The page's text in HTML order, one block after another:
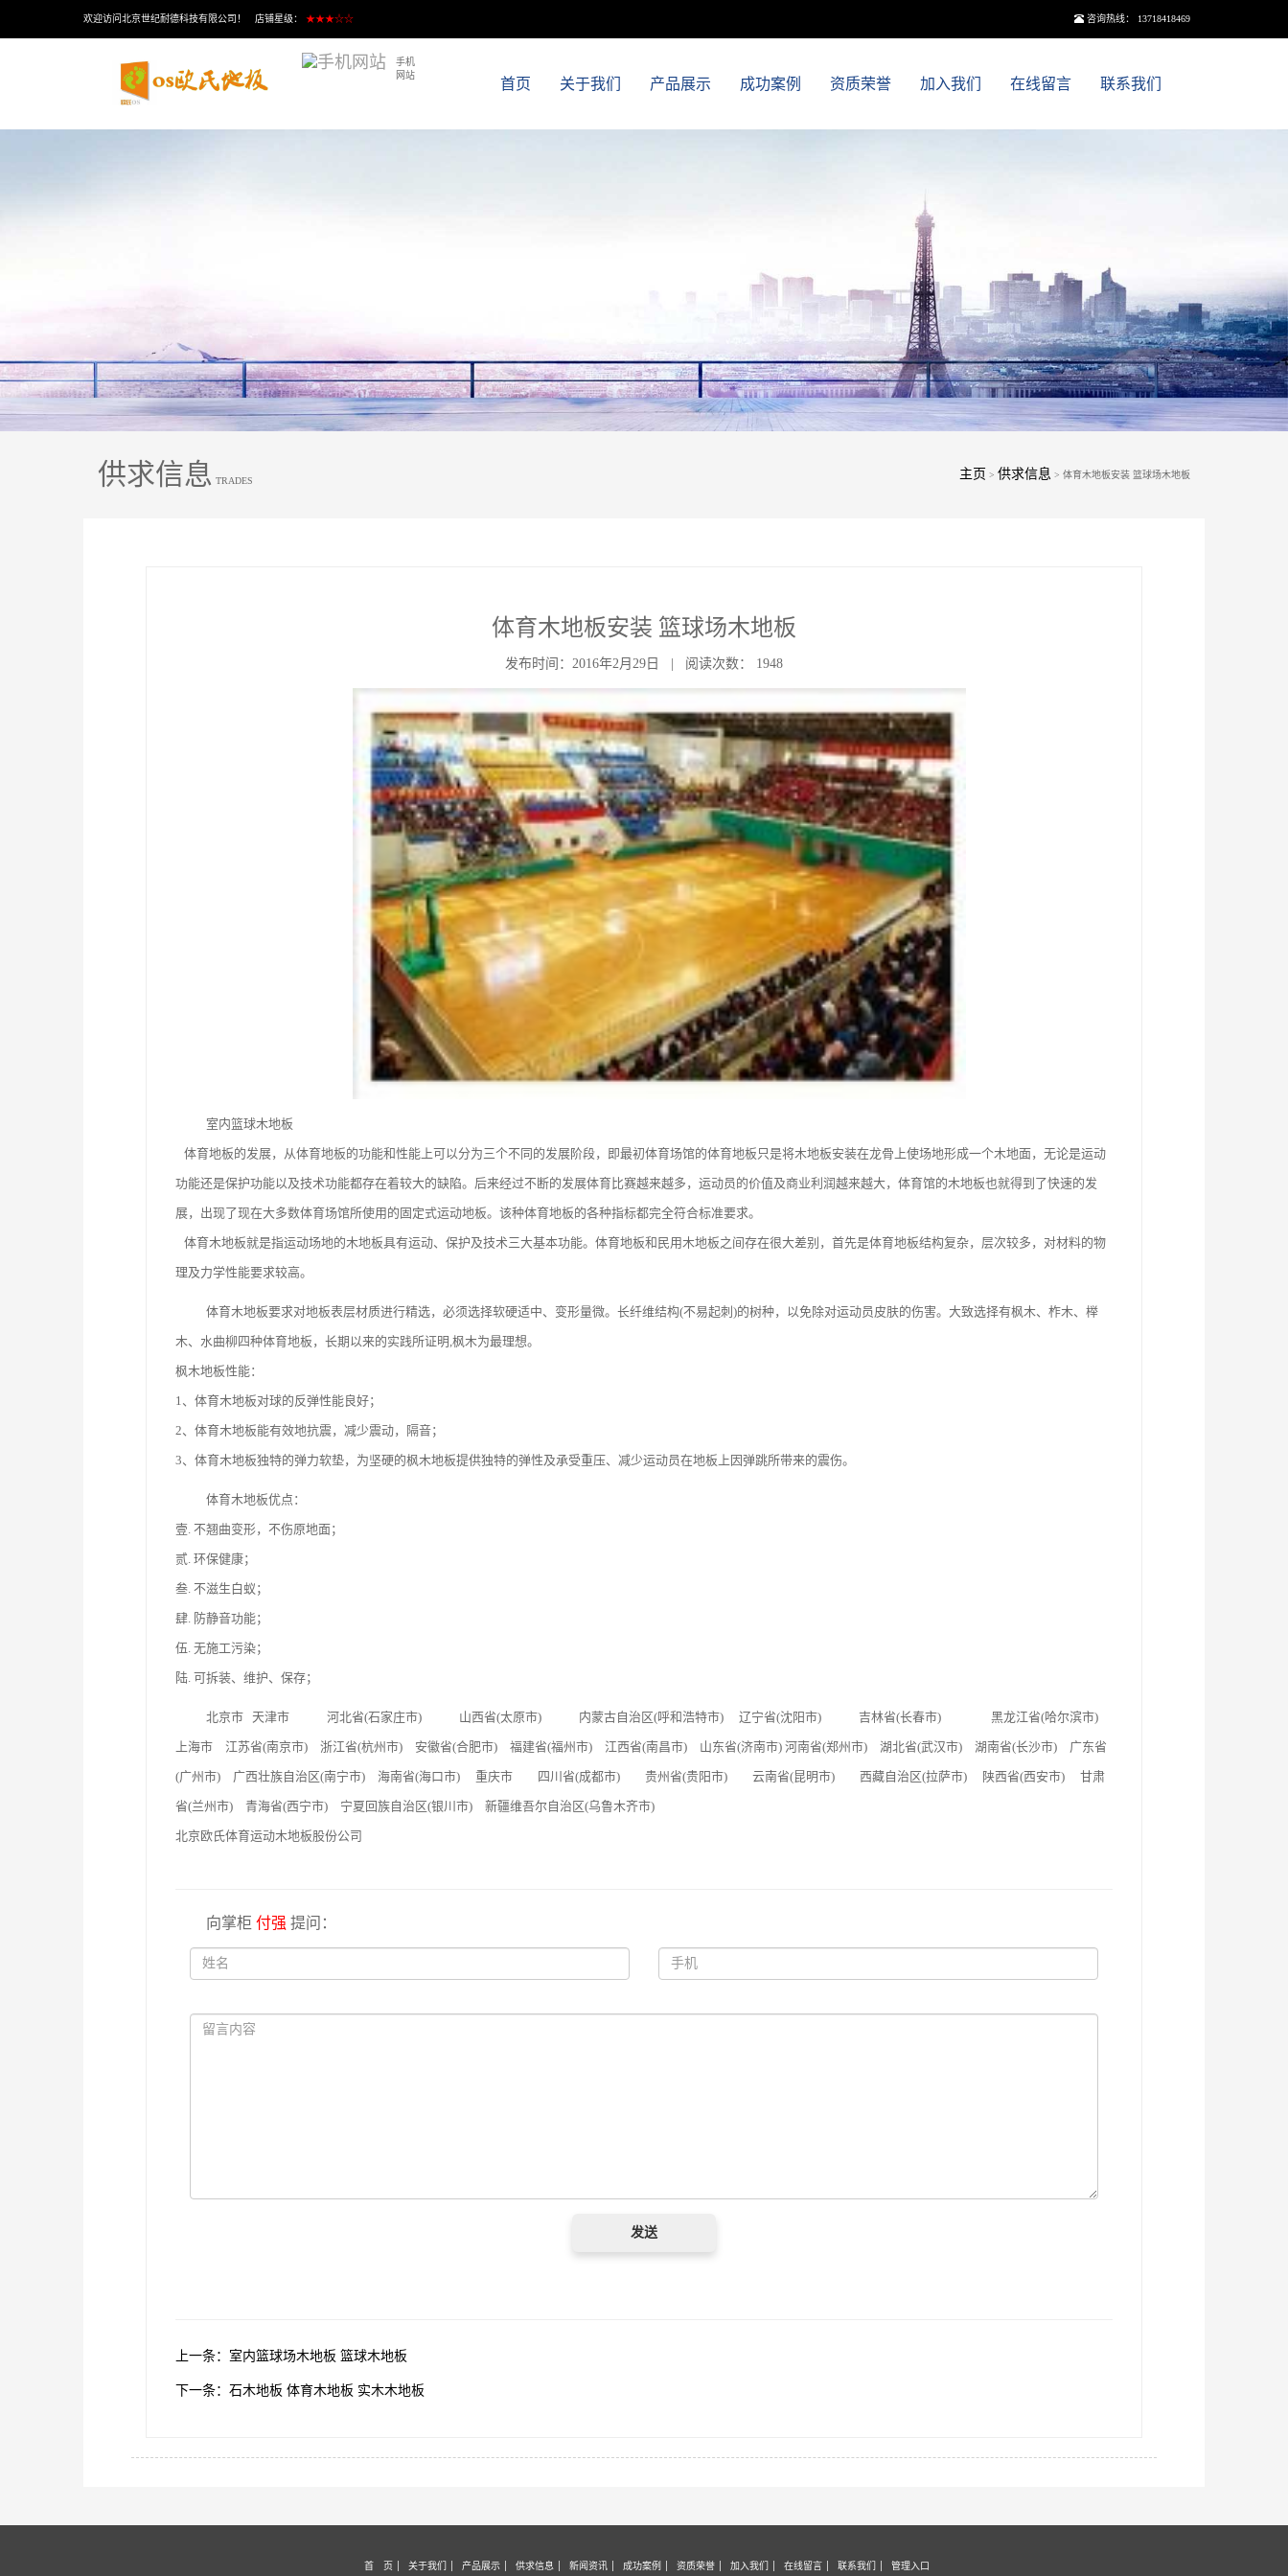
欢迎访问北京世纪耐德科技有限公司！ 店铺星级： ★★★☆☆ 咨询热线： 13718418469
手机
网站
首页 关于我们 产品展示 成功案例 资质荣誉 加入我们 在线留言 联系我们
供求信息 TRADES 主页 > 供求信息 > 体育木地板安装 篮球场木地板
体育木地板安装 篮球场木地板
发布时间：2016年2月29日 | 阅读次数： 1948
室内篮球木地板
体育地板的发展，从体育地板的功能和性能上可以分为三个不同的发展阶段，即最初体育场馆的体育地板只是将木地板安装在龙骨上使场地形成一个木地面，无论是运动
功能还是保护功能以及技术功能都存在着较大的缺陷。后来经过不断的发展体育比赛越来越多，运动员的价值及商业利润越来越大，体育馆的木地板也就得到了快速的发
展，出现了现在大多数体育场馆所使用的固定式运动地板。该种体育地板的各种指标都完全符合标准要求。
体育木地板就是指运动场地的木地板具有运动、保护及技术三大基本功能。体育地板和民用木地板之间存在很大差别，首先是体育地板结构复杂，层次较多，对材料的物
理及力学性能要求较高。
体育木地板要求对地板表层材质进行精选，必须选择软硬适中、变形量微。长纤维结构(不易起刺)的树种，以免除对运动员皮肤的伤害。大致选择有枫木、柞木、榉
木、水曲柳四种体育地板，长期以来的实践所证明,枫木为最理想。
枫木地板性能：
1、体育木地板对球的反弹性能良好；
2、体育木地板能有效地抗震，减少震动，隔音；
3、体育木地板独特的弹力软垫，为坚硬的枫木地板提供独特的弹性及承受重压、减少运动员在地板上因弹跳所带来的震伤。
体育木地板优点：
壹. 不翘曲变形，不伤原地面；
贰. 环保健康；
叁. 不滋生白蚁；
肆. 防静音功能；
伍. 无施工污染；
陆. 可拆装、维护、保存；
北京市 天津市 河北省(石家庄市) 山西省(太原市) 内蒙古自治区(呼和浩特市) 辽宁省(沈阳市) 吉林省(长春市) 黑龙江省(哈尔滨市)
上海市 江苏省(南京市) 浙江省(杭州市) 安徽省(合肥市) 福建省(福州市) 江西省(南昌市) 山东省(济南市) 河南省(郑州市) 湖北省(武汉市) 湖南省(长沙市) 广东省
(广州市) 广西壮族自治区(南宁市) 海南省(海口市) 重庆市 四川省(成都市) 贵州省(贵阳市) 云南省(昆明市) 西藏自治区(拉萨市) 陕西省(西安市) 甘肃
省(兰州市) 青海省(西宁市) 宁夏回族自治区(银川市) 新疆维吾尔自治区(乌鲁木齐市)
北京欧氏体育运动木地板股份公司
向掌柜 付强 提问：
上一条：室内篮球场木地板 篮球木地板
下一条：石木地板 体育木地板 实木木地板
首 页 关于我们 产品展示 供求信息 新闻资讯 成功案例 资质荣誉 加入我们 在线留言 联系我们 管理入口